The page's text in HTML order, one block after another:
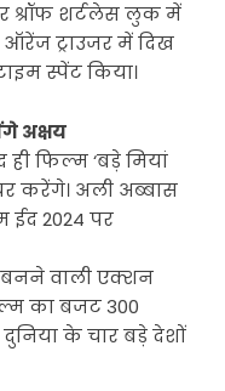
श्रॉफ शर्टलेस लुक में
ट्राउजर में दिख
स्पेंट किया।
अक्षय
फिल्म ‘बड़े मियां
करेंगे। अली अब्बास
2024 पर
बनने वाली एक्शन
का बजट 300
दुनिया के चार बड़े देशों